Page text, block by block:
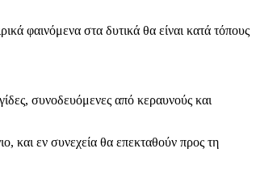
φαινόμενα στα δυτικά θα είναι κατά τόπους
συνοδευόμενες από κεραυνούς και
και εν συνεχεία θα επεκταθούν προς τη